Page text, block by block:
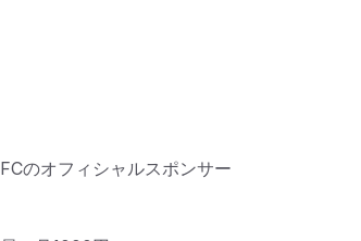
のオフィシャルスポンサー